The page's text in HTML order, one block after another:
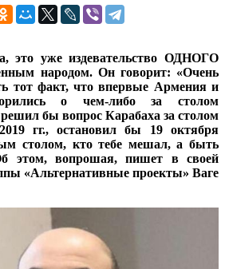
это уже издевательство ОДНОГО
народом. Он говорит: «Очень
тот факт, что впервые Армения и
о чем-либо за столом
бы вопрос Карабаха за столом
гг., остановил бы 19 октября
столом, кто тебе мешал, а быть
этом, вопрошая, пишет в своей
«Альтернативные проекты» Ваге